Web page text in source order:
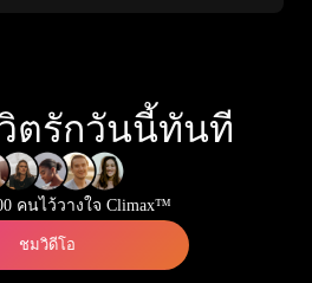
ตรักวันนี้ทันที
คนไว้วางใจ Climax™
ชมวิดีโอ